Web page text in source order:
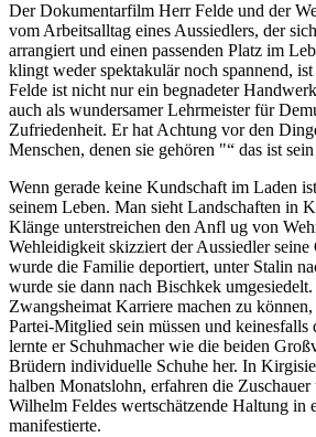
Der Dokumentarfilm Herr Felde und der
vom Arbeitsalltag eines Aussiedlers, der
arrangiert und einen passenden Platz im
klingt weder spektakulär noch spannend,
Felde ist nicht nur ein begnadeter
auch als wundersamer Lehrmeister für
Zufriedenheit. Er hat Achtung vor den
Menschen, denen sie gehören "“ das ist
Wenn gerade keine Kundschaft im Laden
seinem Leben. Man sieht Landschaften in
Klänge unterstreichen den Anfl ug von
Wehleidigkeit skizziert der Aussiedler
wurde die Familie deportiert, unter Stalin
wurde sie dann nach Bischkek
Zwangsheimat Karriere machen zu
Partei-Mitglied sein müssen und keinesfalls
lernte er Schuhmacher wie die beiden
Brüdern individuelle Schuhe her. In
halben Monatslohn, erfahren die Zuschauer
Wilhelm Feldes wertschätzende Haltung in
manifestierte.